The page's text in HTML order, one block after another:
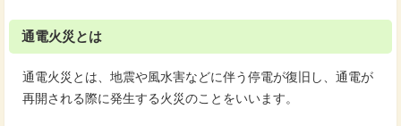
通電火災とは
通電火災とは、地震や風水害などに伴う停電が復旧し、通電が
再開される際に発生する火災のことをいいます。